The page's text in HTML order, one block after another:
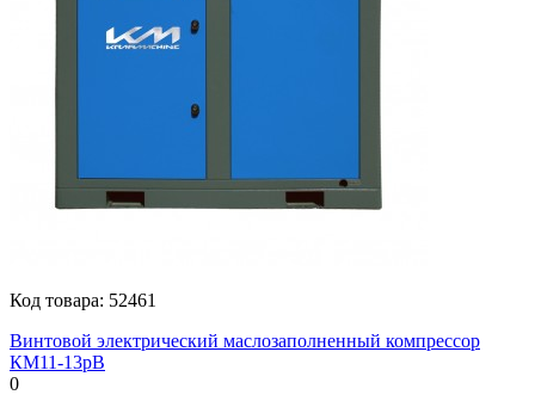
Код товара: 52461
Винтовой электрический маслозаполненный компрессор
КМ11-13рВ
0